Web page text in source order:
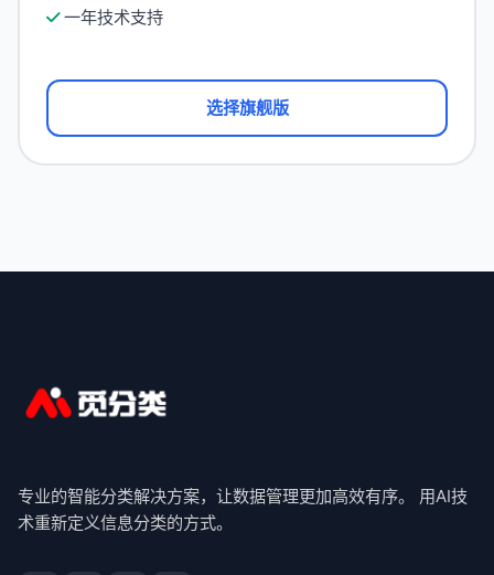
一年技术支持
选择旗舰版
专业的智能分类解决方案，让数据管理更加高效有序。 用AI技
术重新定义信息分类的方式。